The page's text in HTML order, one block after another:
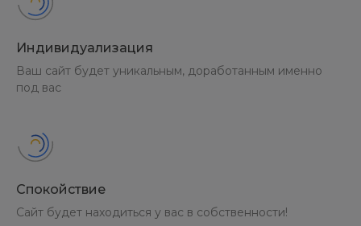
Индивидуализация
Ваш сайт будет уникальным, доработанным именно
под вас
Спокойствие
Сайт будет находиться у вас в собственности!